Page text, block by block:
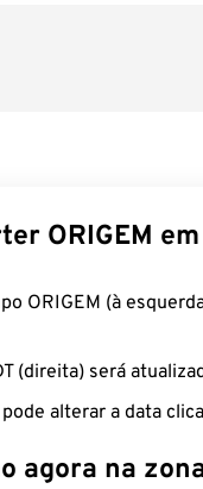
ORIGEM em
ORIGEM (à
(direita) será
alterar a data
agora na